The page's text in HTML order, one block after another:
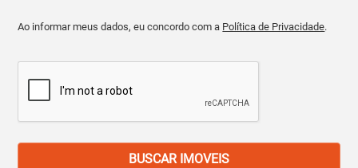
Ao informar meus dados, eu concordo com a Política de Privacidade.
BUSCAR IMOVEIS